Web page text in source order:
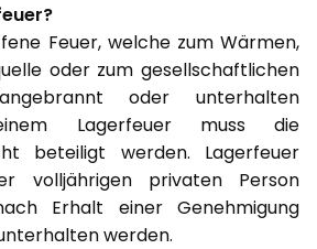
Feuer, welche zum Wärmen,
oder zum gesellschaftlichen
oder unterhalten
Lagerfeuer muss die
beteiligt werden. Lagerfeuer
volljährigen privaten Person
Erhalt einer Genehmigung
werden.